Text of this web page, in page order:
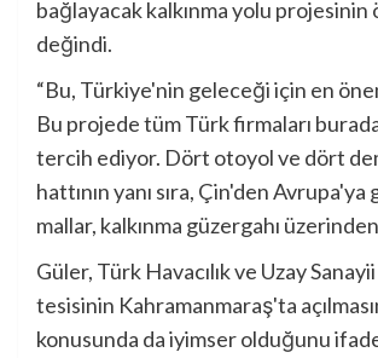
bağlayacak kalkınma yolu projesinin
değindi.
“Bu, Türkiye'nin geleceği için en
Bu projede tüm Türk firmaları
tercih ediyor. Dört otoyol ve dört
hattının yanı sıra, Çin'den
mallar, kalkınma güzergahı
Güler, Türk Havacılık ve Uzay
tesisinin Kahramanmaraş'ta
konusunda da iyimser olduğunu